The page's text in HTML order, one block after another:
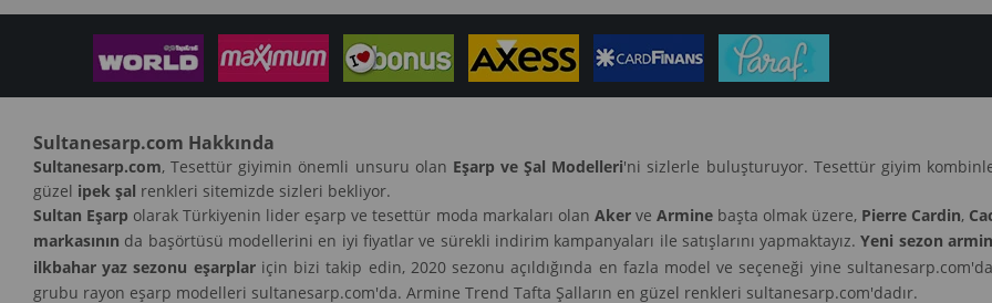
Sultanesarp.com Hakkında
Sultanesarp.com, Tesettür giyimin önemli unsuru olan Eşarp ve Şal Modelleri'ni sizlerle buluşturuyor. Tesettür giyim
güzel ipek şal renkleri sitemizde sizleri bekliyor.
Sultan Eşarp olarak Türkiyenin lider eşarp ve tesettür moda markaları olan Akerve Arminebaşta olmak üzere, Pierre Cardin,
markasının da başörtüsü modellerini en iyi fiyatlar ve sürekli indirim kampanyaları ile satışlarını yapmaktayız.Yeni sezon
ilkbahar yaz sezonu eşarplariçin bizi takip edin, 2020 sezonu açıldığında en fazla model ve seçeneği yine
grubu rayon eşarp modelleri sultanesarp.com'da. Armine Trend Tafta Şalların en güzel renkleri sultanesarp.com'dadır.